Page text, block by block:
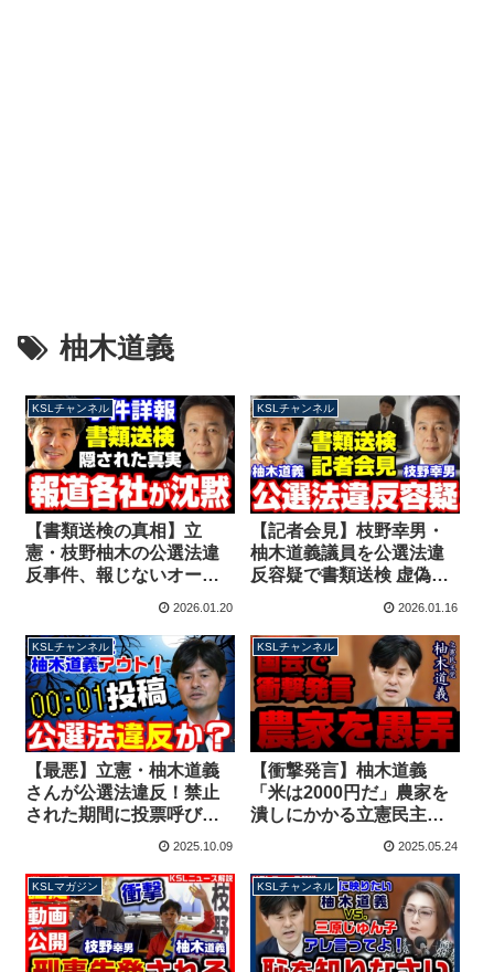
柚木道義
KSLチャンネル
【書類送検の真相】立
憲・枝野柚木の公選法違
反事件、報じないオール
てきた報道の闇とネット
デマ【KSLチャンネル】
2026.01.20
KSLチャンネル
【記者会見】枝野幸男・
柚木道義議員を公選法違
反容疑で書類送検 虚偽の
した疑い【KSLチャンネ
ル】
2026.01.16
KSLチャンネル
【最悪】立憲・柚木道義
さんが公選法違反！禁止
された期間に投票呼びか
けの投稿【KSLチャンネ
2025.10.09
KSLチャンネル
【衝撃発言】柚木道義
「米は2000円だ」農家を
潰しにかかる立憲民主党
の愚策を国会で披露
2025.05.24
KSLマガジン KSLチャンネル